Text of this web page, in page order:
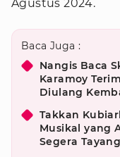
Agustus 2024.
Baca Juga :
Nangis Baca
Karamoy
Diulang
Takkan
Musikal yang
Segera Tayang